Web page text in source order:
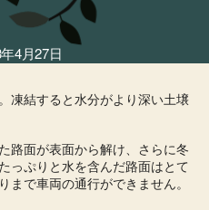
4月27日
凍結すると水分がより深い土壌
路面が表面から解け、さらに冬
っぷりと水を含んだ路面はとて
まで車両の通行ができません。